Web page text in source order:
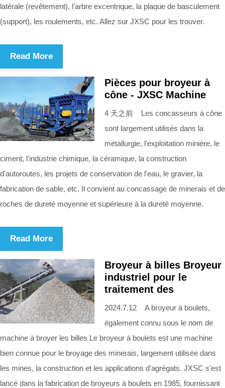
latérale (revêtement), l'arbre excentrique, la plaque de basculement
(support), les roulements, etc. Allez sur JXSC pour les trouver.
Read More
Pièces pour broyeur à
cône - JXSC Machine
4 天之前 Les concasseurs à cône
sont largement utilisés dans la
métallurgie, l'exploitation minière, le
ciment, l'industrie chimique, la céramique, la construction
d'autoroutes, les projets de conservation de l'eau, le gravier, la
fabrication de sable, etc. Il convient au concassage de minerais et de
roches de dureté moyenne et supérieure à la dureté moyenne.
Read More
Broyeur à billes Broyeur
industriel pour le
traitement des
2024.7.12 A broyeur à boulets,
également connu sous le nom de
machine à broyer les billes Le broyeur à boulets est une machine
bien connue pour le broyage des minerais, largement utilisée dans
les mines, la construction et les applications d'agrégats. JXSC s'est
lancé dans la fabrication de broyeurs à boulets en 1985, fournissant